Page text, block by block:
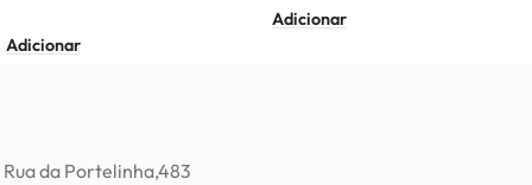
Adicionar
Adicionar
Rua da Portelinha,483